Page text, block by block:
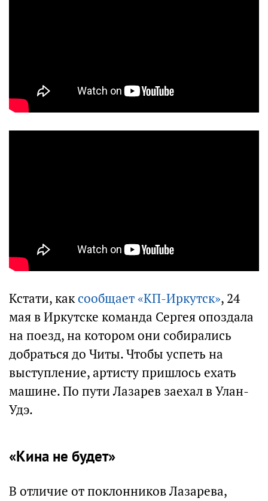
Кстати, каксообщает «КП-Иркутск», 24
мая в Иркутске команда Сергея опоздала
на поезд, на котором они собирались
добраться до Читы. Чтобы успеть на
выступление, артисту пришлось ехать
машине. По пути Лазарев заехал в Улан-
Удэ.
«Кина не будет»
В отличие от поклонников Лазарева,